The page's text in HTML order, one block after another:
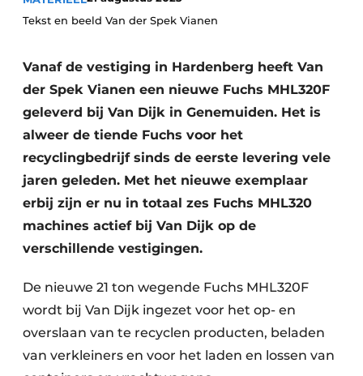
recyclingstroom in België
Vacatures
Video’s
Kranen
Recyclinginstallaties
Detectieapparatuur
Persen
Stofbeheersing
Shredders
Tekst en beeld Van der Spek Vianen
Vanaf de vestiging in Hardenberg heeft Van
der Spek Vianen een nieuwe Fuchs MHL320F
geleverd bij Van Dijk in Genemuiden. Het is
alweer de tiende Fuchs voor het
recyclingbedrijf sinds de eerste levering vele
jaren geleden. Met het nieuwe exemplaar
erbij zijn er nu in totaal zes Fuchs MHL320
machines actief bij Van Dijk op de
verschillende vestigingen.
De nieuwe 21 ton wegende Fuchs MHL320F
wordt bij Van Dijk ingezet voor het op- en
overslaan van te recyclen producten, beladen
van verkleiners en voor het laden en lossen van